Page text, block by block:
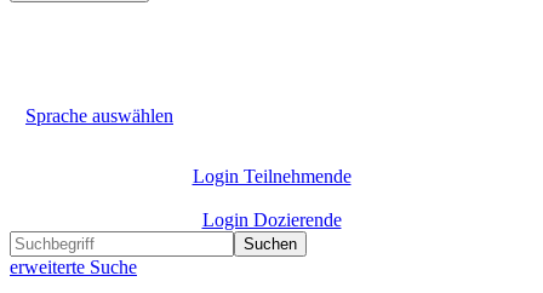
Sprache auswählen
Login Teilnehmende
Login Dozierende
Suchen
erweiterte Suche